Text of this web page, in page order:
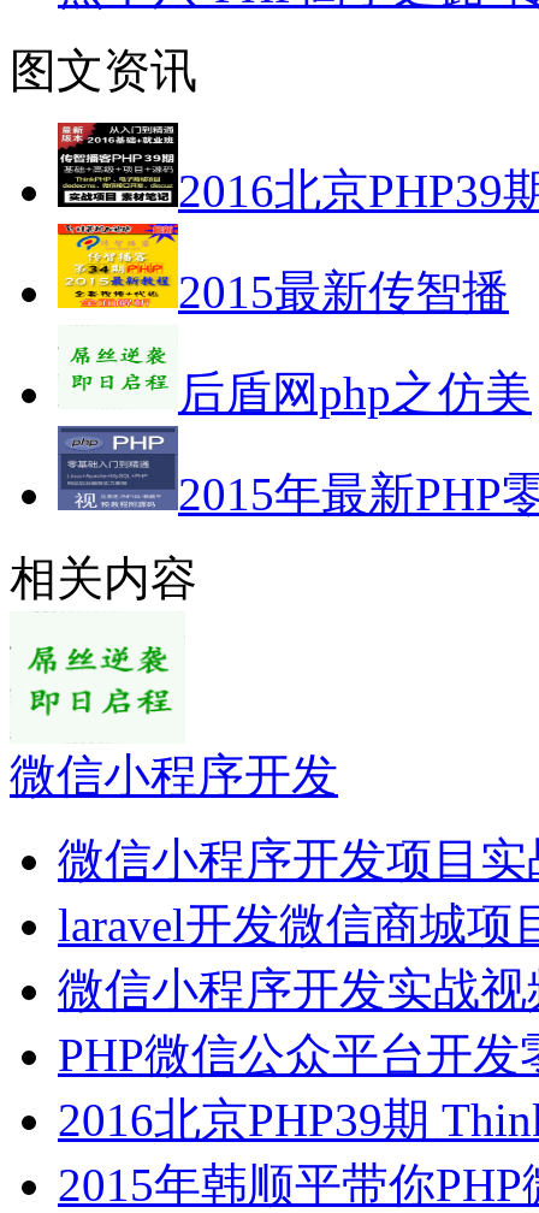
图文资讯
2016北京PHP39
2015最新传智播
后盾网php之仿美
2015年最新PHP
相关内容
微信小程序开发
微信小程序开发项目实
laravel开发微信商城项
微信小程序开发实战视
PHP微信公众平台开发
2016北京PHP39期
2015年韩顺平带你